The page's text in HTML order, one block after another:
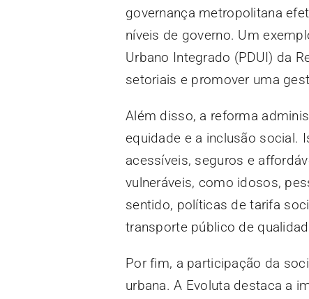
governança metropolitana
níveis de governo. Um
Urbano Integrado (PDUI) da
setoriais e promover uma
Além disso, a reforma
equidade e a inclusão social.
acessíveis, seguros e
vulneráveis, como idosos,
sentido, políticas de tarifa
transporte público de
Por fim, a participação da
urbana. A Evoluta destaca a